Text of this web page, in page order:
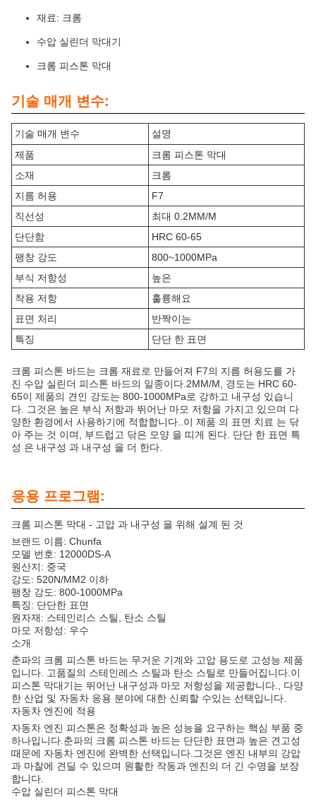
재료: 크롬
수압 실린더 막대기
크롬 피스톤 막대
기술 매개 변수:
기술 매개 변수
설명
제품
크롬 피스톤 막대
소재
크롬
지름 허용
F7
직선성
최대 0.2MM/M
단단함
HRC 60-65
팽창 강도
800~1000MPa
부식 저항성
높은
착용 저항
훌륭해요
표면 처리
반짝이는
특징
단단 한 표면
크롬 피스톤 바드는 크롬 재료로 만들어져 F7의 지름 허용도를 가
진 수압 실린더 피스톤 바드의 일종이다.2MM/M, 경도는 HRC 60-
65이 제품의 견인 강도는 800-1000MPa로 강하고 내구성 있습니
다. 그것은 높은 부식 저항과 뛰어난 마모 저항을 가지고 있으며 다
양한 환경에서 사용하기에 적합합니다..이 제품 의 표면 치료 는 닦
아 주는 것 이며, 부드럽고 닦은 모양 을 띠게 된다. 단단 한 표면 특
성 은 내구성 과 내구성 을 더 한다.
응용 프로그램:
크롬 피스톤 막대 - 고압 과 내구성 을 위해 설계 된 것
브랜드 이름: Chunfa
모델 번호: 12000DS-A
원산지: 중국
강도: 520N/MM2 이하
팽창 강도: 800-1000MPa
특징: 단단한 표면
원자재: 스테인리스 스틸, 탄소 스틸
마모 저항성: 우수
소개
춘파의 크롬 피스톤 바드는 무거운 기계와 고압 용도로 고성능 제품
입니다. 고품질의 스테인레스 스틸과 탄소 스틸로 만들어집니다.이
피스톤 막대기는 뛰어난 내구성과 마모 저항성을 제공합니다., 다양
한 산업 및 자동차 응용 분야에 대한 신뢰할 수있는 선택입니다.
자동차 엔진에 적용
자동차 엔진 피스톤은 정확성과 높은 성능을 요구하는 핵심 부품 중
하나입니다.춘파의 크롬 피스톤 바드는 단단한 표면과 높은 견고성
때문에 자동차 엔진에 완벽한 선택입니다.그것은 엔진 내부의 강압
과 마찰에 견딜 수 있으며 원활한 작동과 엔진의 더 긴 수명을 보장
합니다.
수압 실린더 피스톤 막대